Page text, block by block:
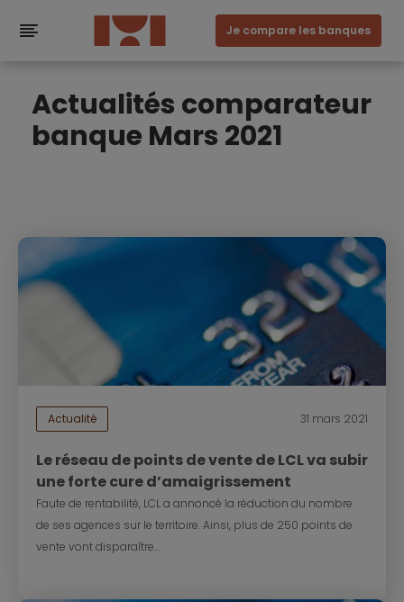
Je compare les banques
Actualités comparateur
banque Mars 2021
Actualité 31 mars 2021
Le réseau de points de vente de LCL va subir
une forte cure d’amaigrissement
Faute de rentabilité, LCL a annoncé la réduction du nombre
de ses agences sur le territoire. Ainsi, plus de 250 points de
vente vont disparaître...